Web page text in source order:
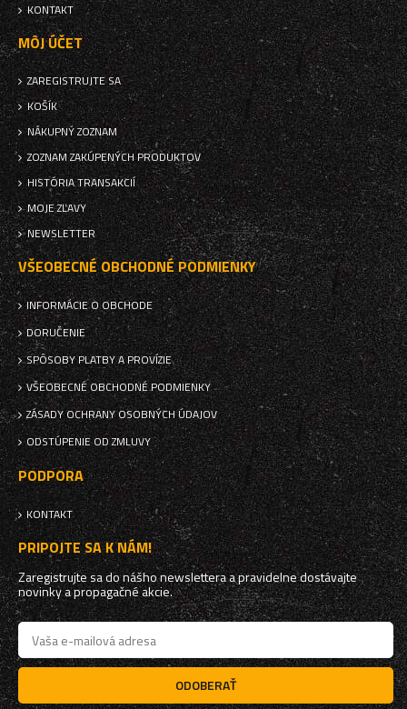
KONTAKT
MÔJ ÚČET
ZAREGISTRUJTE SA
KOŠÍK
NÁKUPNÝ ZOZNAM
ZOZNAM ZAKÚPENÝCH PRODUKTOV
HISTÓRIA TRANSAKCIÍ
MOJE ZĽAVY
NEWSLETTER
VŠEOBECNÉ OBCHODNÉ PODMIENKY
INFORMÁCIE O OBCHODE
DORUČENIE
SPÔSOBY PLATBY A PROVÍZIE
VŠEOBECNÉ OBCHODNÉ PODMIENKY
ZÁSADY OCHRANY OSOBNÝCH ÚDAJOV
ODSTÚPENIE OD ZMLUVY
PODPORA
KONTAKT
PRIPOJTE SA K NÁM!
Zaregistrujte sa do nášho newslettera a pravidelne dostávajte
novinky a propagačné akcie.
ODOBERAŤ